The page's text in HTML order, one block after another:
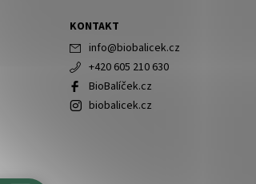
KONTAKT
info@biobalicek.cz
+420 605 210 630
BioBalíček.cz
biobalicek.cz